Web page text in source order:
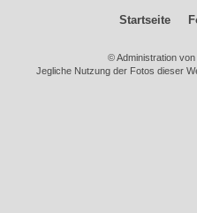
Startseite
© Administration
Jegliche Nutzung der Fotos dieser